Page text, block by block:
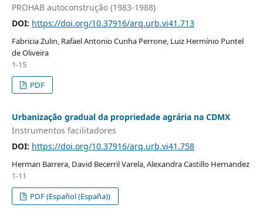
PROHAB autoconstrução (1983-1988)
DOI: https://doi.org/10.37916/arq.urb.vi41.713
Fabricia Zulin, Rafael Antonio Cunha Perrone, Luiz Hermínio Puntel
de Oliveira
1-15
PDF
Urbanização gradual da propriedade agrária na CDMX
Instrumentos facilitadores
DOI: https://doi.org/10.37916/arq.urb.vi41.758
Herman Barrera, David Becerril Varela, Alexandra Castillo Hernandez
1-11
PDF (Español (España))